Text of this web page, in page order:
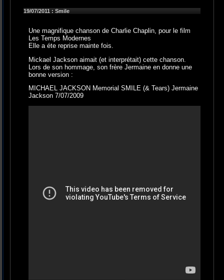
19/07/2011 : Smile
Une magnifique chanson de Charlie Chaplin, pour le film
Les Temps Modernes
Elle a éte reprise mainte fois.
Mickael Jackson aimait (et interprétait) cette chanson.
Lors de son hommage, son frère Jermaine en donne une
bonne version :
MICHAEL JACKSON Memorial SMILE (& Tears) Jermaine
Jackson 7/07/2009